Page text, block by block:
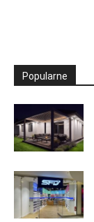
Popularne